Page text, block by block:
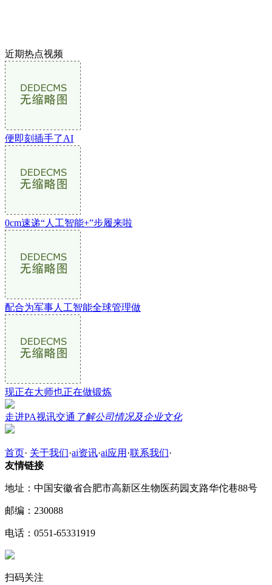
近期热点视频
便即刻插手了AI
0cm速递“人工智能+”步履来啦
配合为军事人工智能全球管理做
现正在大师也正在做锻炼
走进PA视讯交通 了解公司情况及企业文化
首页· 关于我们·ai资讯·ai应用 ·联系我们·
友情链接
地址：中国安徽省合肥市高新区生物医药园支路华佗巷88号
邮编：230088
电话：0551-65331919
扫码关注